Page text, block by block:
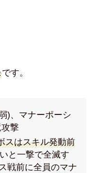
です。
)、マナーポーシ
撃
スはスキル発動前
と一撃で全滅す
戦前に全員のマナ